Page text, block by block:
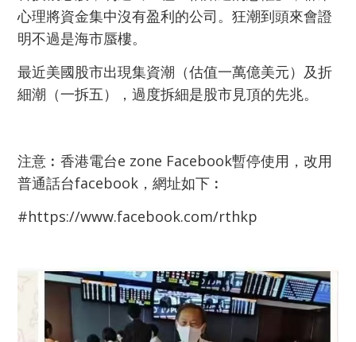
心理將資金集中沒有盈利的公司。狂潮到頭來會證
明不過是海市蜃樓。
最近美國股市出現集資潮（估值一萬億美元）及折
細潮（一拆五），過度拆細是股市見頂的先兆。
注意︰香港電台e zone Facebook暫停使用，改用
普通話台facebook，網址如下︰
#https://www.facebook.com/rthkp